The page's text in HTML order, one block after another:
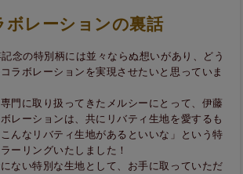
ボレーションの裏話
念の特別柄には並々ならぬ想いがあり、どう
ラボレーションを実現させたいと思っていま
門に取り扱ってきたメルシーにとって、伊藤
レーションは、共にリバティ生地を愛するも
んなリバティ生地があるといいな」という特
ーリングいたしました！
ない特別な生地として、お手に取っていただ